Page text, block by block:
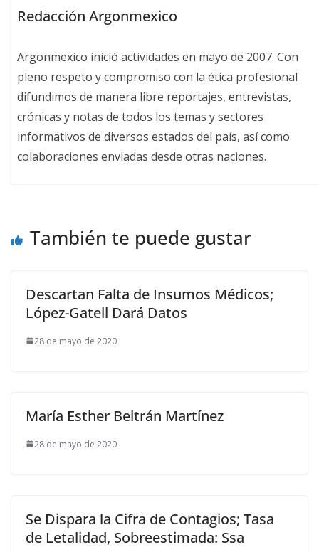
Redacción Argonmexico
Argonmexico inició actividades en mayo de 2007. Con
pleno respeto y compromiso con la ética profesional
difundimos de manera libre reportajes, entrevistas,
crónicas y notas de todos los temas y sectores
informativos de diversos estados del país, así como
colaboraciones enviadas desde otras naciones.
También te puede gustar
Descartan Falta de Insumos Médicos;
López-Gatell Dará Datos
28 de mayo de 2020
María Esther Beltrán Martínez
28 de mayo de 2020
Se Dispara la Cifra de Contagios; Tasa
de Letalidad, Sobreestimada: Ssa